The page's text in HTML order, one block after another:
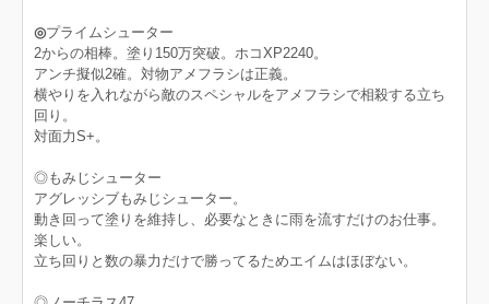
◎プライムシューター
2からの相棒。塗り150万突破。ホコXP2240。
アンチ擬似2確。対物アメフラシは正義。
横やりを入れながら敵のスペシャルをアメフラシで相殺する立ち
回り。
対面力S+。
◎もみじシューター
アグレッシブもみじシューター。
動き回って塗りを維持し、必要なときに雨を流すだけのお仕事。
楽しい。
立ち回りと数の暴力だけで勝ってるためエイムはほぼない。